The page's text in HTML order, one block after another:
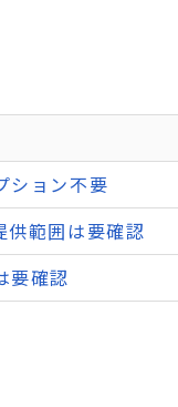
ション不要
供範囲は要確認
要確認